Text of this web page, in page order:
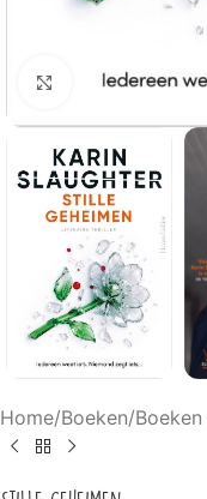
Klik om te
Home/Boeken/